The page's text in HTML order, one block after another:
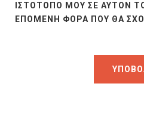
ΙΣΤΌΤΟΠΟ ΜΟΥ ΣΕ ΑΥΤΌΝ
ΕΠΌΜΕΝΗ ΦΟΡΆ ΠΟΥ ΘΑ